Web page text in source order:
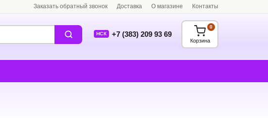
Заказать обратный звонок Доставка О магазине Контакты
НСК +7 (383) 209 93 69
Корзина
0